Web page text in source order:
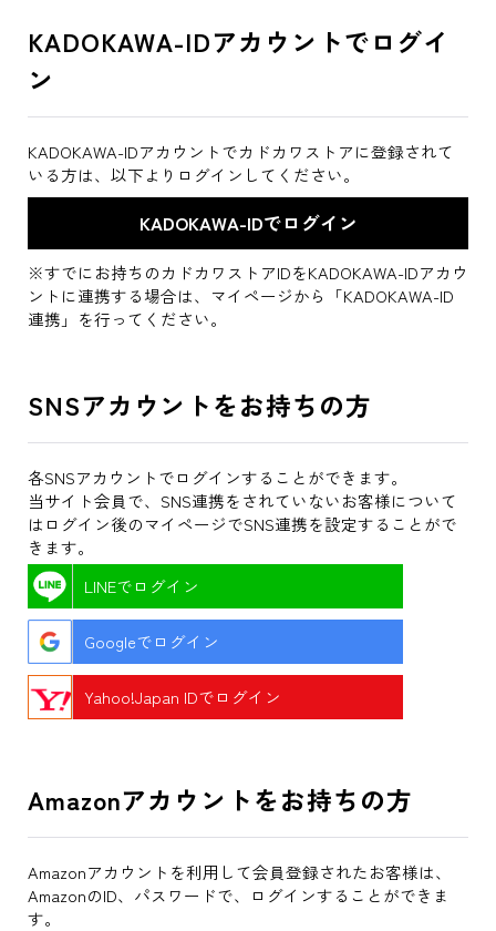
KADOKAWA-IDアカウントでログイ
ン
KADOKAWA-IDアカウントでカドカワストアに登録されて
いる方は、以下よりログインしてください。
※すでにお持ちのカドカワストアIDをKADOKAWA-IDアカウ
ントに連携する場合は、マイページから「KADOKAWA-ID
連携」を行ってください。
SNSアカウントをお持ちの方
各SNSアカウントでログインすることができます。
当サイト会員で、SNS連携をされていないお客様について
はログイン後のマイページでSNS連携を設定することがで
きます。
LINEでログイン
Googleでログイン
Yahoo!Japan IDでログイン
Amazonアカウントをお持ちの方
Amazonアカウントを利用して会員登録されたお客様は、
AmazonのID、パスワードで、ログインすることができま
す。